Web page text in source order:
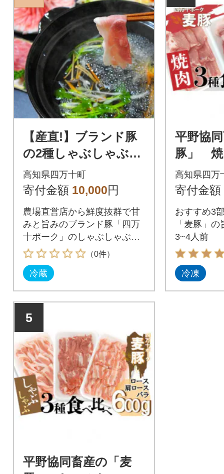
【産直!】ブランド豚
の2種しゃぶしゃぶセ
ット(約4人前)
高知県四万十町
寄付金額 10,000円
農場直営店から鮮度抜群で甘
みと旨みのブランド豚「四万
十ポーク」のしゃぶしゃぶを
お届け致します。
（0件）
冷蔵
平野協
豚」 焼
べ
肩ロー
高知県四万
寄付金額
おすすめ3
「麦豚」
3~4人前
冷凍
5
平野協同畜産の「麦